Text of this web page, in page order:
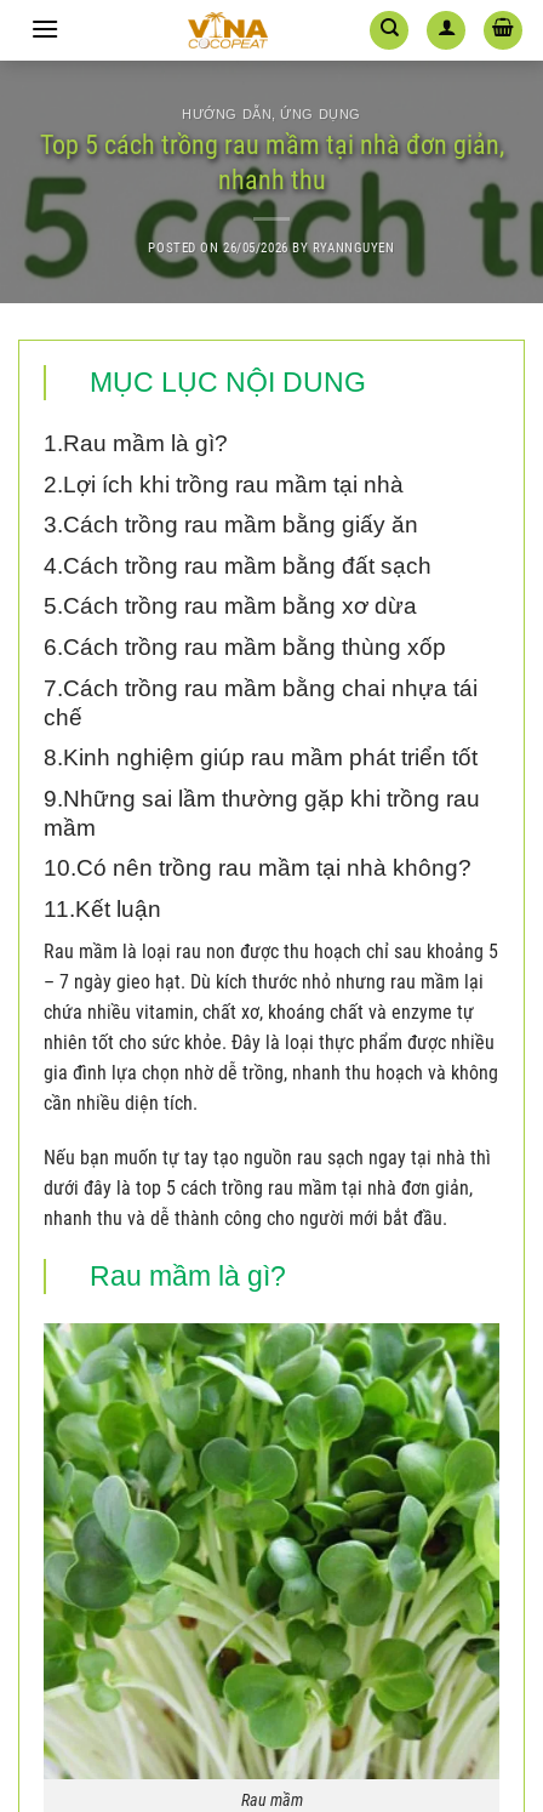
HƯỚNG DẪN ỨNG DỤNG
Top 5 cách trồng rau mầm tại nhà đơn giản,
nhanh thu
POSTED ON26/05/2026BY RYANNGUYEN
MỤC LỤC NỘI DUNG
1.Rau mầm là gì?
2.Lợi ích khi trồng rau mầm tại nhà
3.Cách trồng rau mầm bằng giấy ăn
4.Cách trồng rau mầm bằng đất sạch
5.Cách trồng rau mầm bằng xơ dừa
6.Cách trồng rau mầm bằng thùng xốp
7.Cách trồng rau mầm bằng chai nhựa tái
chế
8.Kinh nghiệm giúp rau mầm phát triển tốt
9.Những sai lầm thường gặp khi trồng rau
mầm
10.Có nên trồng rau mầm tại nhà không?
11.Kết luận
Rau mầm là loại rau non được thu hoạch chỉ sau khoảng 5
– 7 ngày gieo hạt. Dù kích thước nhỏ nhưng rau mầm lại
chứa nhiều vitamin, chất xơ, khoáng chất và enzyme tự
nhiên tốt cho sức khỏe. Đây là loại thực phẩm được nhiều
gia đình lựa chọn nhờ dễ trồng, nhanh thu hoạch và không
cần nhiều diện tích.
Nếu bạn muốn tự tay tạo nguồn rau sạch ngay tại nhà thì
dưới đây là top 5 cách trồng rau mầm tại nhà đơn giản,
nhanh thu và dễ thành công cho người mới bắt đầu.
Rau mầm là gì?
Rau mầm